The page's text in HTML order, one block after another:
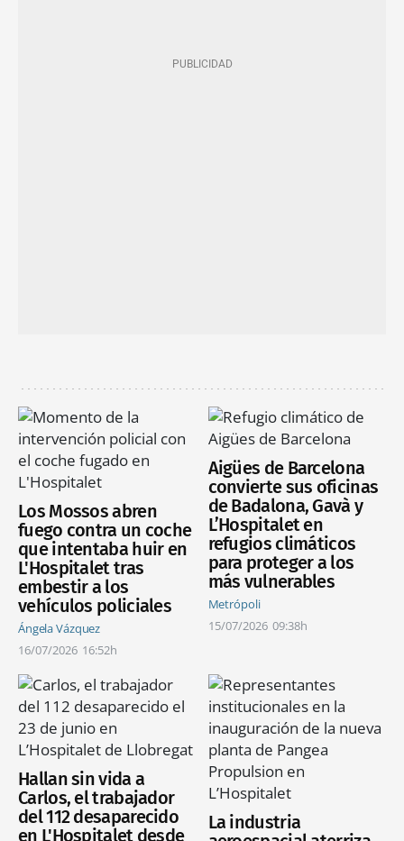
Los Mossos abren
fuego contra un coche
que intentaba huir en
L'Hospitalet tras
embestir a los
vehículos policiales
Ángela Vázquez
16/07/2026 16:52h
Aigües de Barcelona
convierte sus oficinas
de Badalona, Gavà y
L’Hospitalet en
refugios climáticos
para proteger a los
más vulnerables
Metrópoli
15/07/2026 09:38h
Hallan sin vida a
Carlos, el trabajador
del 112 desaparecido
en L'Hospitalet desde
La industria